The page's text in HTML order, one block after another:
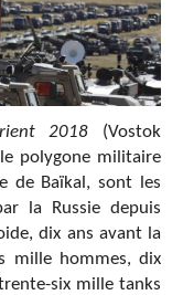
2018 (Vostok
polygone militaire
de Baïkal, sont les
la Russie depuis
dix ans avant la
mille hommes, dix
six mille tanks